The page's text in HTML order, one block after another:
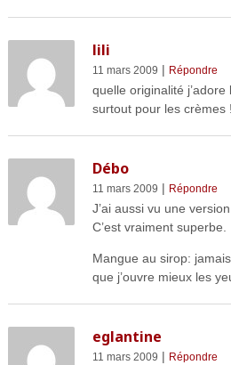
lili
11 mars 2009 | Répondre
quelle originalité j’adore
surtout pour les crèmes !
Débo
11 mars 2009 | Répondre
J’ai aussi vu une
C’est vraiment superbe.
Mangue au sirop:
que j’ouvre mieux les
eglantine
11 mars 2009 | Répondre